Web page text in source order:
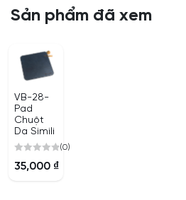
Sản phẩm đã xem
VB-28-
Pad
Chuột
Da Simili
(0)
35,000 ₫